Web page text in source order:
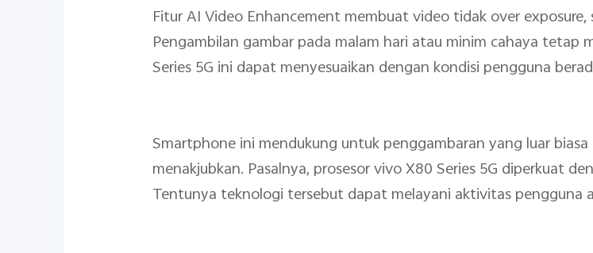
Fitur AI Video Enhancement membuat video tidak over
Pengambilan gambar pada malam hari atau minim cahaya tetap
Series 5G ini dapat menyesuaikan dengan kondisi pengguna
Smartphone ini mendukung untuk penggambaran yang luar
menakjubkan. Pasalnya, prosesor vivo X80 Series 5G diperkuat
Tentunya teknologi tersebut dapat melayani aktivitas pengguna